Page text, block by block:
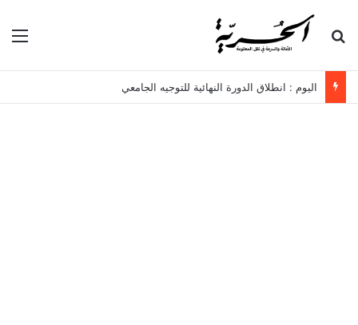
بحث عن
اليوم : انطلاق الدورة النهائية للتوجيه الجامعي